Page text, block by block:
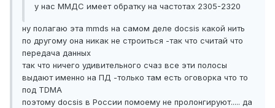
у нас ММДС имеет обратку на частотах 2305-2320
ну полагаю эта mmds на самом деле docsis какой нить
по другому она никак не строиться -так что считай что
передача данных
так что ничего удивительного счаз все эти полосы
выдают именно на ПД -только там есть оговорка что то
под TDMA
поэтому docsis в России помоему не пролонгируют..... да